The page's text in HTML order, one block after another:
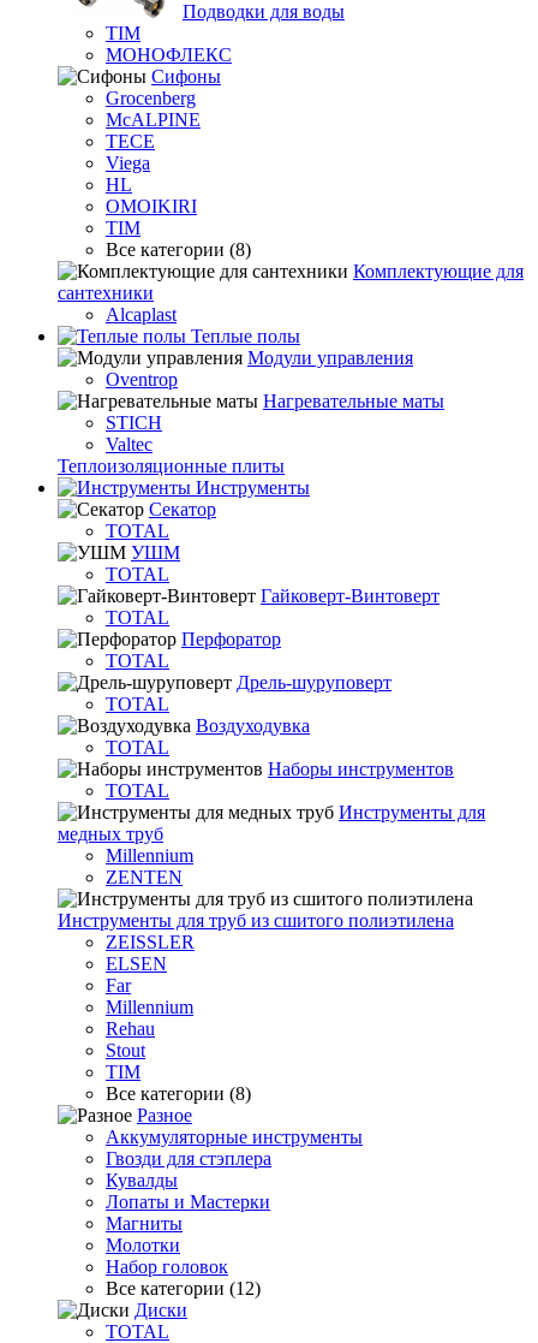
Подводки для воды
TIM
МОНОФЛЕКС
Сифоны
Grocenberg
McALPINE
TECE
Viega
HL
OMOIKIRI
TIM
Все категории (8)
Комплектующие для
сантехники
Alcaplast
Теплые полы
Модули управления
Oventrop
Нагревательные маты
STICH
Valtec
Теплоизоляционные плиты
Инструменты
Секатор
TOTAL
УШМ
TOTAL
Гайковерт-Винтоверт
TOTAL
Перфоратор
TOTAL
Дрель-шуруповерт
TOTAL
Воздуходувка
TOTAL
Наборы инструментов
TOTAL
Инструменты для
медных труб
Millennium
ZENTEN
Инструменты для труб из сшитого полиэтилена
ZEISSLER
ELSEN
Far
Millennium
Rehau
Stout
TIM
Все категории (8)
Разное
Аккумуляторные инструменты
Гвозди для стэплера
Кувалды
Лопаты и Мастерки
Магниты
Молотки
Набор головок
Все категории (12)
Диски
TOTAL